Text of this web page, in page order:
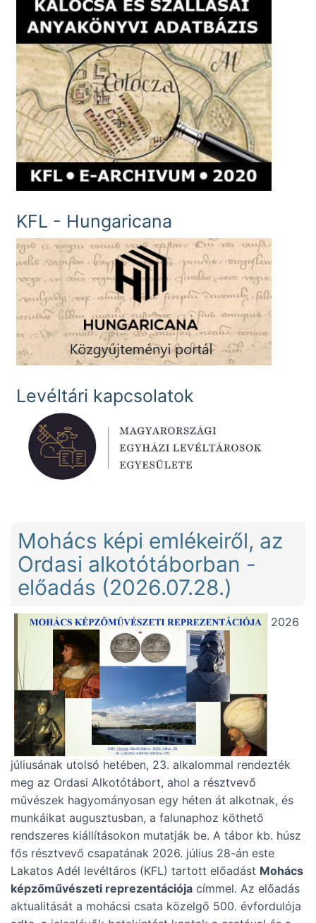
KFL - Hungaricana
Levéltári kapcsolatok
Mohács képi emlékeiről, az
Ordasi alkotótáborban -
előadás (2026.07.28.)
2026
júliusának utolsó hetében, 23. alkalommal rendezték
meg az Ordasi Alkotótábort, ahol a résztvevő
művészek hagyományosan egy héten át alkotnak, és
munkáikat augusztusban, a falunaphoz köthető
rendszeres kiállításokon mutatják be. A tábor kb. húsz
fős résztvevő csapatának 2026. július 28-án este
Lakatos Adél levéltáros (KFL) tartott előadást Mohács
képzőművészeti reprezentációja címmel. Az előadás
aktualitását a mohácsi csata közelgő 500. évfordulója